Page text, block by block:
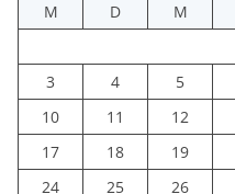
M
D M
3
4 5
10
11 12
17
18 19
24
25 26